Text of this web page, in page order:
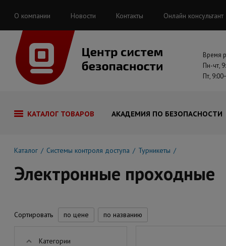
О компании Новости Контакты Онлайн консультант
Время
Пн-чт,
Пт,
КАТАЛОГ ТОВАРОВ АКАДЕМИЯ ПО БЕЗОПАСНОСТИ
Каталог Системы контроля доступа Турникеты
Электронные проходные
Сортировать по цене по названию
Категории